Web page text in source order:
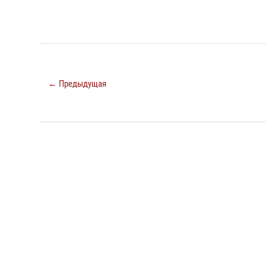
← Предыдущая